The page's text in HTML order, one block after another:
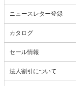
ニュースレター登録
カタログ
セール情報
法人割引について